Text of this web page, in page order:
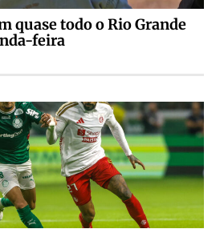
quase todo o Rio Grande
feira